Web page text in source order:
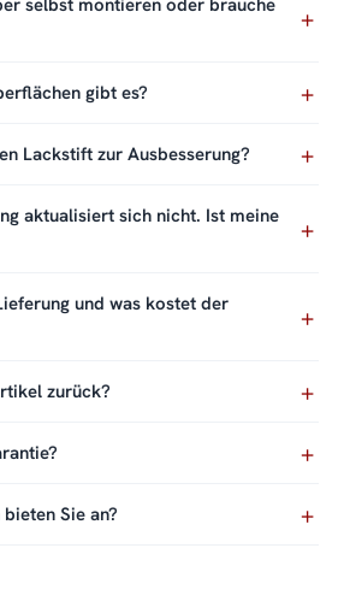
selbst montieren oder brauche
gibt es?
Lackstift zur Ausbesserung?
aktualisiert sich nicht. Ist meine
und was kostet der
zurück?
Sie an?